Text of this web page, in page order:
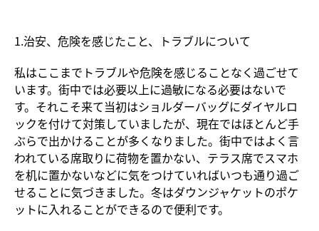
1.治安、危険を感じたこと、トラブルについて
私はここまでトラブルや危険を感じることなく過ごせて
います。街中では必要以上に過敏になる必要はないで
す。それこそ来て当初はショルダーバッグにダイヤルロ
ックを付けて対策していましたが、現在ではほとんど手
ぶらで出かけることが多くなりました。街中ではよく言
われている席取りに荷物を置かない、テラス席でスマホ
を机に置かないなどに気をつけていればいつも通り過ご
せることに気づきました。冬はダウンジャケットのポケ
ットに入れることができるので便利です。